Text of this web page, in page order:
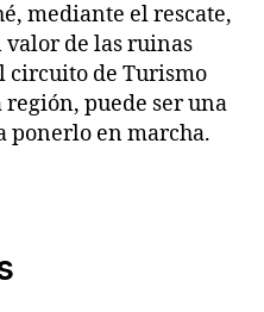
mediante el rescate,
valor de las ruinas
circuito de Turismo
puede ser una
ponerlo en marcha.